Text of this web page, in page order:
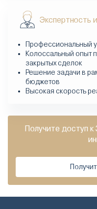
Экспертность
Профессиональный
Колоссальный опыт
закрытых сделок
Решение задачи в
бюджетов
Высокая скорость
Получите доступ к